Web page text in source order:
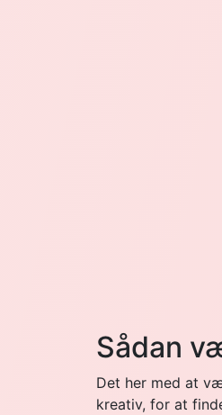
Sådan
Det her med at
kreativ, for at